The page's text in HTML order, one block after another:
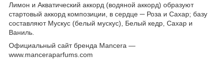
Лимон и Акватический аккорд (водяной аккорд) образуют
стартовый аккорд композиции, в сердце ─ Роза и Сахар; базу
составляют Мускус (белый мускус), Белый кедр, Сахар и
Ваниль.
Официальный сайт бренда Mancera —
www.manceraparfums.com